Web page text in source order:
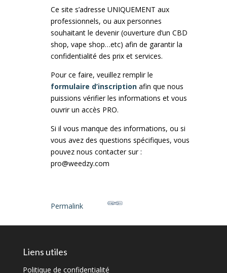
Ce site s’adresse UNIQUEMENT aux
professionnels, ou aux personnes
souhaitant le devenir (ouverture d’un CBD
shop, vape shop…etc) afin de garantir la
confidentialité des prix et services.
Pour ce faire, veuillez remplir le
formulaire d’inscriptionafin que nous
puissions vérifier les informations et vous
ouvrir un accès PRO.
Si il vous manque des informations, ou si
vous avez des questions spécifiques, vous
pouvez nous contacter sur :
pro@weedzy.com
Permalink
Liens utiles
Politique de confidentialité